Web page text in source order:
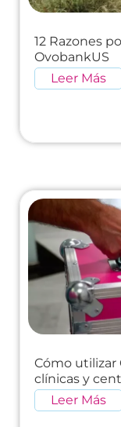
12 Razones
OvobankUS
Leer Más
Cómo utilizar
clínicas y
Leer Más